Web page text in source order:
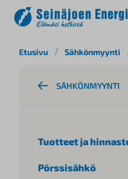
Etusivu / Sähkönmyynti
SÄHKÖNMYYNTI
Tuotteet ja
Pörssisähkö